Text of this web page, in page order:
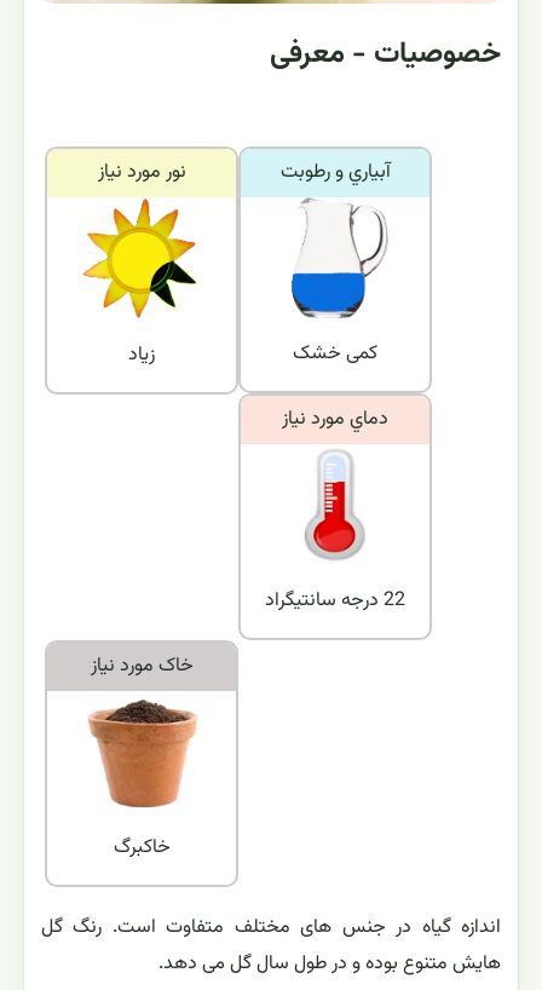
خصوصیات - معرفی
نور مورد نياز
زیاد
آبياري و رطوبت
کمی خشک
دماي مورد نياز
22 درجه سانتیگراد
خاک مورد نياز
خاكبرگ
اندازه گیاه در جنس های مختلف متفاوت است. رنگ گل
هایش متنوع بوده و در طول سال گل می دهد.